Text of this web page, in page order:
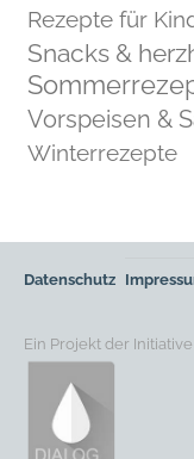
Rezepte für
Snacks &
Vorspeisen &
Winterrezepte
Datenschutz
Ein Projekt der Initiative